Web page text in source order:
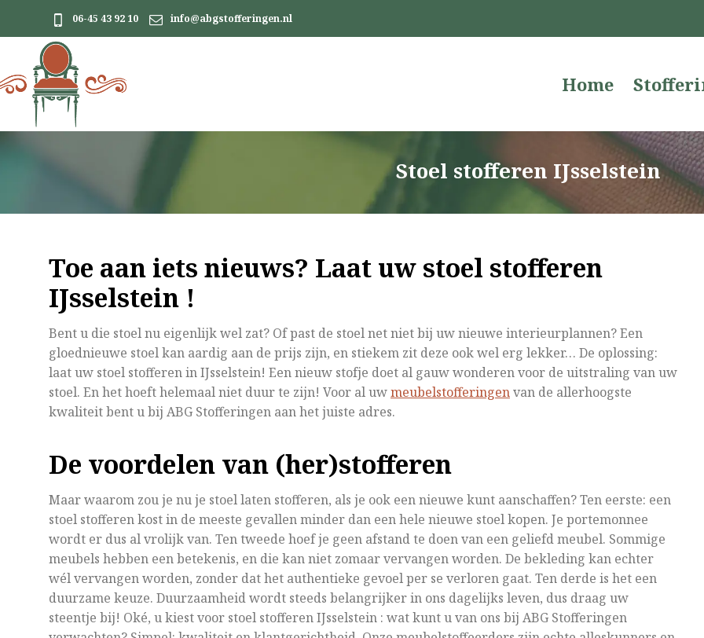
06-45 43 92 10 info@abgstofferingen.nl
Home
Stoel stofferen IJsselstein
Toe aan iets nieuws? Laat uw stoel stofferen
IJsselstein !
Bent u die stoel nu eigenlijk wel zat? Of past de stoel net niet bij uw nieuwe interieurplannen? Een
gloednieuwe stoel kan aardig aan de prijs zijn, en stiekem zit deze ook wel erg lekker… De oplossing:
laat uw stoel stofferen in IJsselstein! Een nieuw stofje doet al gauw wonderen voor de uitstraling van uw
stoel. En het hoeft helemaal niet duur te zijn! Voor al uwmeubelstofferingenvan de allerhoogste
kwaliteit bent u bij ABG Stofferingen aan het juiste adres.
De voordelen van (her)stofferen
Maar waarom zou je nu je stoel laten stofferen, als je ook een nieuwe kunt aanschaffen? Ten eerste: een
stoel stofferen kost in de meeste gevallen minder dan een hele nieuwe stoel kopen. Je portemonnee
wordt er dus al vrolijk van. Ten tweede hoef je geen afstand te doen van een geliefd meubel. Sommige
meubels hebben een betekenis, en die kan niet zomaar vervangen worden. De bekleding kan echter
wél vervangen worden, zonder dat het authentieke gevoel per se verloren gaat. Ten derde is het een
duurzame keuze. Duurzaamheid wordt steeds belangrijker in ons dagelijks leven, dus draag uw
steentje bij! Oké, u kiest voor stoel stofferen IJsselstein : wat kunt u van ons bij ABG Stofferingen